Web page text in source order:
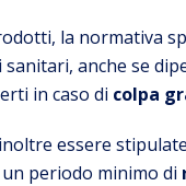
la normativa
anche se
in caso di colpa
essere
un periodo minimo di